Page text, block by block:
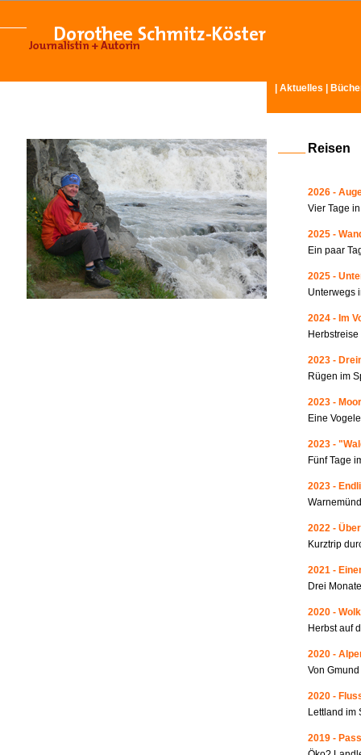
Aktuelles
Reisen
2026 -
Vier Tage
2025 -
Ein paar
2025 -
Unterwegs
2024 - Im
2023 -
Rügen im
2023 -
Eine
2023 -
Fünf Tage
2023 -
2022 -
Kurztrip
2021 -
Drei
2020 -
Herbst auf
2020 -
Von
2020 -
Lettland im
2019 -